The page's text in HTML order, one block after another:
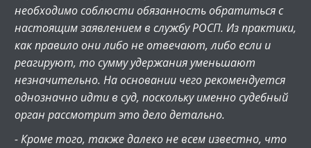
необходимо соблюсти обязанность обратиться с
настоящим заявлением в службу РОСП. Из практики,
как правило они либо не отвечают, либо если и
реагируют, то сумму удержания уменьшают
незначительно. На основании чего рекомендуется
однозначно идти в суд, поскольку именно судебный
орган рассмотрит это дело детально.
- Кроме того, также далеко не всем известно, что